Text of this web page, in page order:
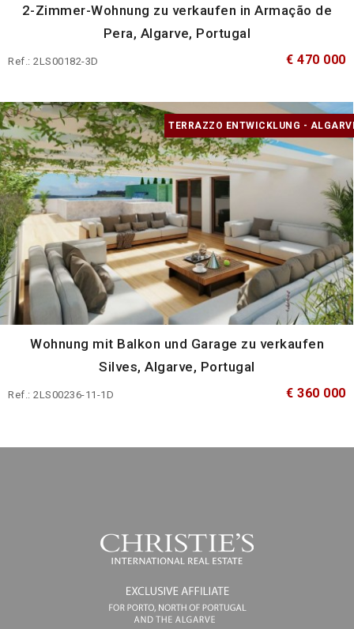
2-Zimmer-Wohnung zu verkaufen in Armação de
Pera, Algarve, Portugal
Ref.: 2LS00182-3D € 470 000
TERRAZZO ENTWICKLUNG -
Wohnung mit Balkon und Garage zu verkaufen
Silves, Algarve, Portugal
Ref.: 2LS00236-11-1D € 360 000